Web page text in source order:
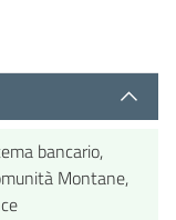
bancario,
Montane,